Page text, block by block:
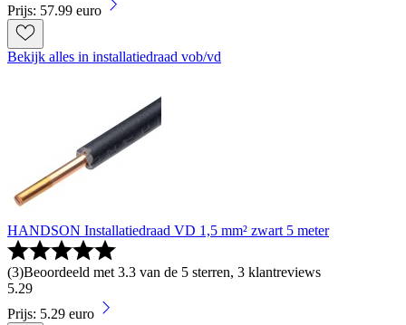
Prijs: 57.99 euro
Bekijk alles in installatiedraad vob/vd
HANDSON Installatiedraad VD 1,5 mm² zwart 5 meter
(3)Beoordeeld met 3.3 van de 5 sterren, 3 klantreviews
5.29
Prijs: 5.29 euro